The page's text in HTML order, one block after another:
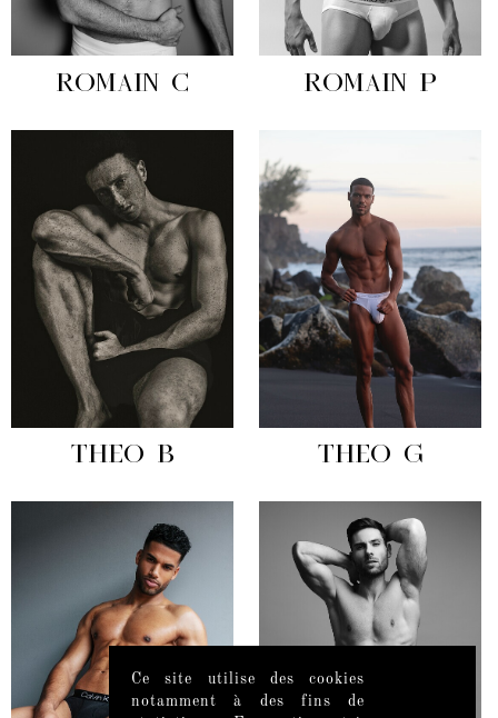
ROMAIN C ROMAIN P
THEO B THEO G
Ce site utilise des cookies
notamment à des fins de